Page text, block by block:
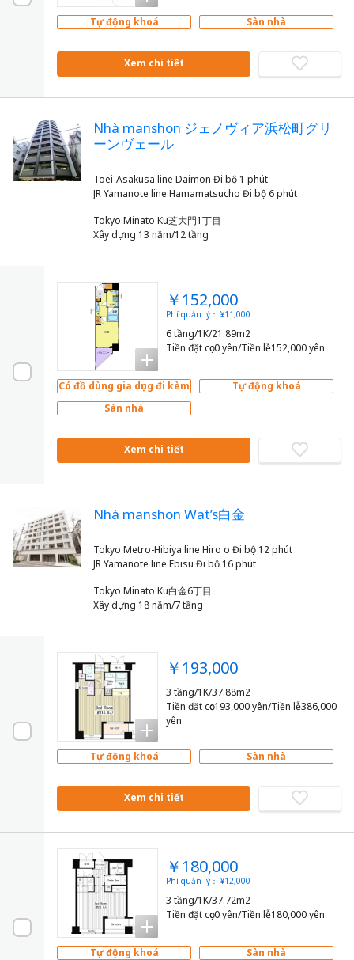
Tự động khoá Sàn nhà
Xem chi tiết
Nhà manshon ジェノヴィア浜松町グリ
ーンヴェール
Toei-Asakusa line Daimon Đi bộ 1 phút
Tokyo Minato Ku芝大門1丁目
Xây dựng 13 năm/12 tầng
￥152,000
Phí quản lý： ¥11,000
6 tầng/1K/21.89m2
Tiền đặt cọc0 yên/Tiền lễ152,000 yên
Có đồ dùng gia dụng đi kèm
Tự động khoá
Sàn nhà
Xem chi tiết
Nhà manshon Wat’s白金
Tokyo Metro-Hibiya line Hiro o Đi bộ 12 phút
Tokyo Minato Ku白金6丁目
Xây dựng 18 năm/7 tầng
￥193,000
3 tầng/1K/37.88m2
Tiền đặt cọc193,000 yên/Tiền lễ386,000
yên
Tự động khoá Sàn nhà
Xem chi tiết
￥180,000
Phí quản lý： ¥12,000
3 tầng/1K/37.72m2
Tiền đặt cọc0 yên/Tiền lễ180,000 yên
Tự động khoá Sàn nhà